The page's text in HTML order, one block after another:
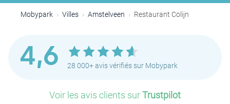
Mobypark Villes Amstelveen Restaurant Colijn
4,6 28 000+ avis vérifiés sur Mobypark
Voir les avis clients surTrustpilot
P